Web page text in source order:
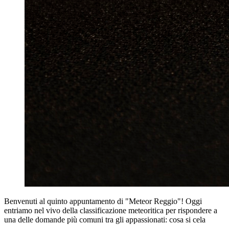
Benvenuti al quinto appuntamento di "Meteor Reggio"! Oggi
entriamo nel vivo della classificazione meteoritica per rispondere a
una delle domande più comuni tra gli appassionati: cosa si cela